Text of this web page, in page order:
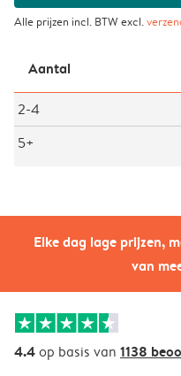
Elke dag lage prijzen,
van
Alle prijzen incl. BTW excl.
Aantal
2-4
5+
4.4op basis van 1138